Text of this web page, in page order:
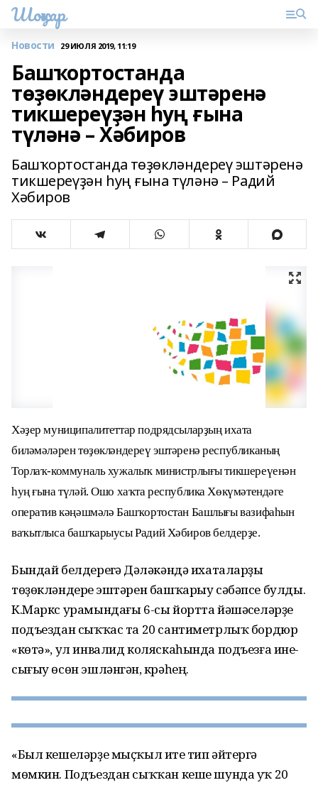
Шоңҡар
Новости 29 ИЮЛЯ 2019, 11:19
Башҡортостанда
төҙөкләндереү эштәренә
тикшереүҙән һуң ғына
түләнә – Хәбиров
Башҡортостанда төҙөкләндереү эштәренә
тикшереүҙән һуң ғына түләнә – Радий
Хәбиров
Хәҙер муниципалитеттар подрядсыларҙың ихата
биләмәләрен төҙөкләндереү эштәренә республиканың
Торлаҡ-коммуналь хужалыҡ министрлығы тикшереүенән
һуң ғына түләй. Ошо хаҡта республика Хөкүмәтендәге
оператив кәңәшмәлә Башҡортостан Башлығы вазифаһын
ваҡытлыса башҡарыусы Радий Хәбиров белдерҙе.
Бындай белдереүгә Дәүләкәндә ихаталарҙы
төҙөкләндереү эштәрен башҡарыу сәбәпсе булды.
К.Маркс урамындағы 6-сы йортта йәшәүселәрҙе
подъездан сыҡҡас та 20 сантиметрлыҡ бордюр
«көтә», ул инвалид коляскаһында подъезға инеү-
сығыу өсөн эшләнгән, күрәһең.
«Был кешеләрҙе мыҫҡыл итеү тип әйтергә
мөмкин. Подъездан сыҡҡан кеше шунда уҡ 20